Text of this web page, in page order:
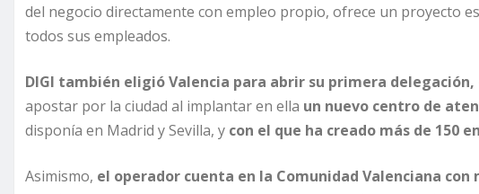
del negocio directamente con empleo propio, ofrece un proyecto
todos sus empleados.
DIGI también eligió Valencia para abrir su primera delegación,
apostar por la ciudad al implantar en ella un nuevo centro de
disponía en Madrid y Sevilla, y con el que ha creado más de 150
Asimismo, el operador cuenta en la Comunidad Valenciana